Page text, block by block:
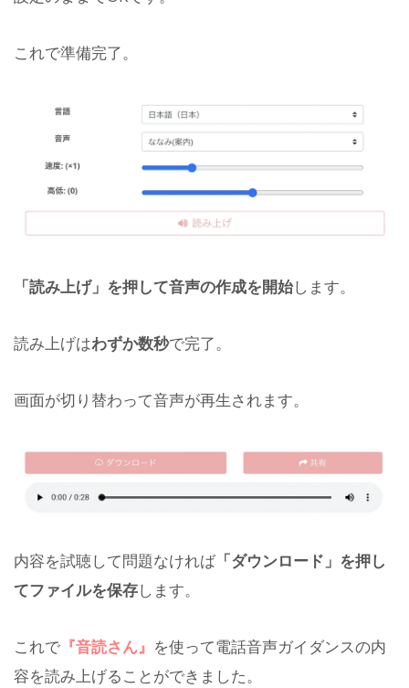
これで準備完了。
「読み上げ」を押して音声の作成を開始します。
読み上げはわずか数秒で完了。
画面が切り替わって音声が再生されます。
内容を試聴して問題なければ「ダウンロード」を押し
てファイルを保存します。
これで 『音読さん』 を使って電話音声ガイダンスの内
容を読み上げることができました。